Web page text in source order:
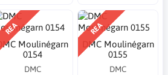
REA
DMC Moulinégarn
0154
DMC
REA
DMC Moulinégarn
0155
DMC